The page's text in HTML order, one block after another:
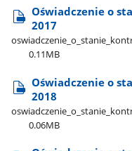
Oświadczenie o
2017
0.11MB
Oświadczenie o
2018
0.06MB